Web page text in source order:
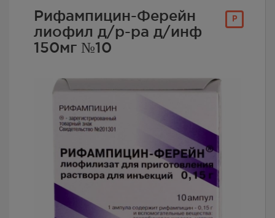
Р
Рифампицин-Ферейн
лиофил д/р-ра д/инф
150мг №10